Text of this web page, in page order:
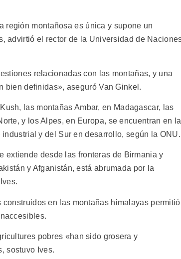
región montañosa es única y supone un
advirtió el rector de la Universidad de
relacionadas con las montañas, y una
bien definidas», aseguró Van Ginkel.
las montañas Ambar, en Madagascar, las
y los Alpes, en Europa, se encuentran en la
y del Sur en desarrollo, según la ONU.
extiende desde las fronteras de Birmania y
y Afganistán, está abrumada por la
en las montañas himalayas permitió
pobres «han sido grosera y
sostuvo Ives.